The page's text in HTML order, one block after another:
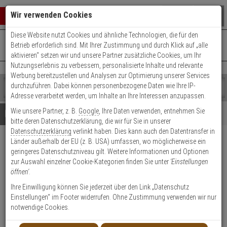
Warenkorb schließen
0 ARTIKEL IM WARENKORB
Ihr Warenkorb ist momentan leer.
Ergebnisse ()
Fertig
Shop
durchsuchen
Bitte
geben
Sie
mindestens
Zeichen
ein,
um
Suche
Es
wurde
noch
Kategorien
Suche
gestartet
+49 (0)821 899 493-0Mo. - Do.: 8:00 - 16:30 | Fr.: 8:00 - 14:00 Uhr
Kontaktservice nutzen
Details Beratung
LED Lenser EXH8
Stirnlampe
Produktmerkmale
Wir verwenden Cookies
Diese Website nutzt Cookies und ähnliche Technologien, die für den
Betrieb erforderlich sind. Mit Ihrer Zustimmung und durch Klick auf „alle
aktivieren“ setzen wir und unsere Partner zusätzliche Cookies, um Ihr
Nutzungserlebnis zu verbessern, personalisierte Inhalte und relevante
Werbung bereitzustellen und Analysen zur Optimierung unserer Services
durchzuführen. Dabei können personenbezogene Daten wie Ihre IP-
Adresse verarbeitet werden, um Inhalte an Ihre Interessen anzupassen.
Wie unsere Partner, z. B. Google , Ihre Daten verwenden, entnehmen Sie
bitte deren Datenschutzerklärung, die wir für Sie in unserer
Datenschutzerklärung verlinkt haben. Dies kann auch den Datentransfer in
Länder außerhalb der EU (z. B. USA) umfassen, wo möglicherweise ein
geringeres Datenschutzniveau gilt. Weitere Informationen und Optionen
zur Auswahl einzelner Cookie-Kategorien finden Sie unter 'Einstellungen
öffnen'.
Ihre Einwilligung können Sie jederzeit über den Link „Datenschutz
Einstellungen“ im Footer widerrufen. Ohne Zustimmung verwenden wir nur
notwendige Cookies.